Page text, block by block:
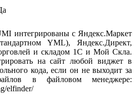
интегрированы с Яндекс.Маркет
YML), Яндекс.Директ,
и складом 1С и Мой Скла.
на сайт любой виджет в
кода, если он не выходит за
в файловом менеджере:
elfinder/